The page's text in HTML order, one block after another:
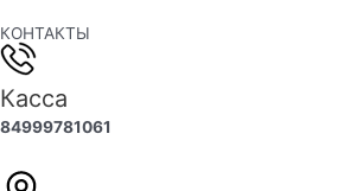
КОНТАКТЫ
Касса
84999781061